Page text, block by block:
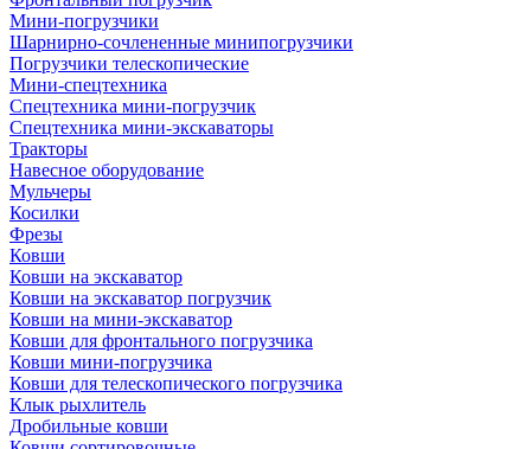
Мини-погрузчики
Шарнирно-сочлененные минипогрузчики
Погрузчики телескопические
Мини-спецтехника
Спецтехника мини-погрузчик
Спецтехника мини-экскаваторы
Тракторы
Навесное оборудование
Мульчеры
Косилки
Фрезы
Ковши
Ковши на экскаватор
Ковши на экскаватор погрузчик
Ковши на мини-экскаватор
Ковши для фронтального погрузчика
Ковши мини-погрузчика
Ковши для телескопического погрузчика
Клык рыхлитель
Дробильные ковши